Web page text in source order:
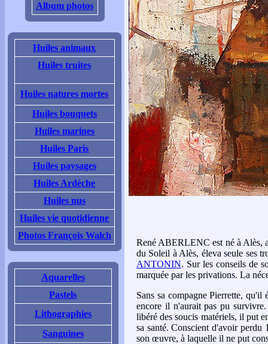
Album photos
Huiles animaux
Huiles truites
Huiles natures mortes
Huiles bouquets
Huiles marines
Huiles Paris
Huiles paysages
Huiles Ardèche
Huiles nus
Huiles vie quotidienne
Photos François Walch
Aquarelles
Pastels
Lithographies
Sanguines
René ABERLENC est né à Alès,
du Soleil à Alès, éleva seule ses
ANTONIN. Sur les conseils de
marquée par les privations. La
Sans sa compagne Pierrette,
encore il n'aurait pas pu
libéré des soucis matériels, il put
sa santé. Conscient d'avoir perdu
son œuvre, à laquelle il ne put